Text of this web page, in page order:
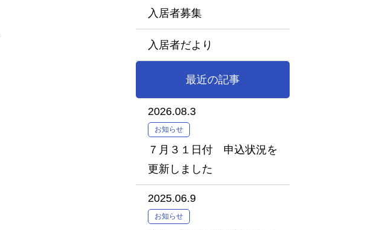
入居者募集
入居者だより
最近の記事
2026.08.3
お知らせ
７月３１日付 申込状況を
更新しました
2025.06.9
お知らせ